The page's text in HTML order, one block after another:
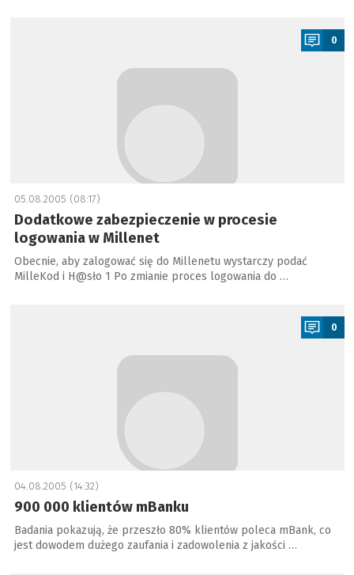
0
05.08.2005 (08:17)
Dodatkowe zabezpieczenie w procesie
logowania w Millenet
Obecnie, aby zalogować się do Millenetu wystarczy podać
MilleKod i H@sło 1 Po zmianie proces logowania do …
0
04.08.2005 (14:32)
900 000 klientów mBanku
Badania pokazują, że przeszło 80% klientów poleca mBank, co
jest dowodem dużego zaufania i zadowolenia z jakości …